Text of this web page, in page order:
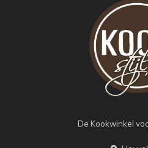
De Kookwinkel